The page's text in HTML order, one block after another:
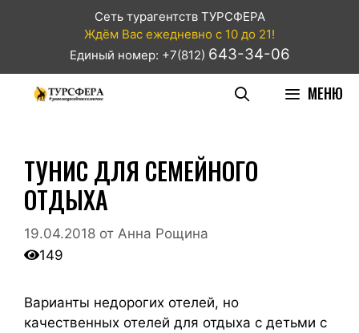
Сеть турагентств ТУРСФЕРА
Ждём Вас ежедневно с 10 до 21!
Единый номер: +7(812) 643-34-06
МЕНЮ
ТУНИС ДЛЯ СЕМЕЙНОГО
ОТДЫХА
19.04.2018 от Анна Рощина
149
Варианты недорогих отелей, но
качественных отелей для отдыха с детьми с